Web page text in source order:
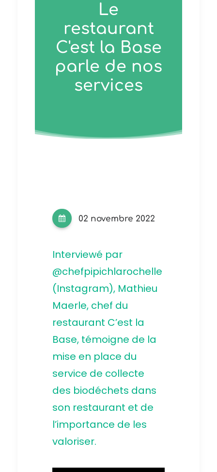
Le
restaurant
C'est la Base
parle de nos
services
02 novembre 2022
Interviewé par
@chefpipichlarochelle
(Instagram), Mathieu
Maerle, chef du
restaurant C’est la
Base, témoigne de la
mise en place du
service de collecte
des biodéchets dans
son restaurant et de
l’importance de les
valoriser.